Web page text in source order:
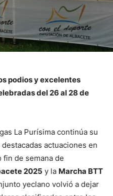
podios y excelentes
del 26 al 28 de
La Purísima continúa su
actuaciones en
de semana de
2025 y la Marcha BTT
yeclano volvió a dejar